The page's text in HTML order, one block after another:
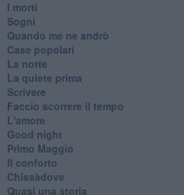
I morti
Sogni
Quando me ne andrò
Case popolari
La notte
La quiete prima
Scrivere
Faccio scorrere il tempo
L'amore
Good night
Primo Maggio
Il conforto
Chissàdove
Quasi una storia